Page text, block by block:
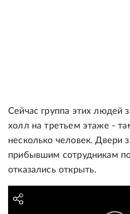
Сейчас группа этих людей
холл на третьем этаже -
несколько человек. Двери
прибывшим сотрудникам
отказались открыть.